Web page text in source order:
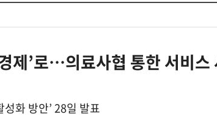
제’로…의료사협 통한 서비스
화 방안’ 28일 발표